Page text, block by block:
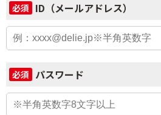
必須 ID（メールアドレス）
必須 パスワード